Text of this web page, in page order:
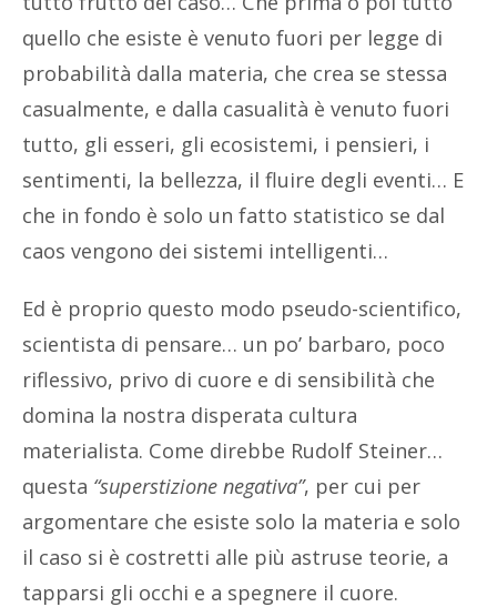
quello che esiste è venuto fuori per legge di
probabilità dalla materia, che crea se stessa
casualmente, e dalla casualità è venuto fuori
tutto, gli esseri, gli ecosistemi, i pensieri, i
sentimenti, la bellezza, il fluire degli eventi… E
che in fondo è solo un fatto statistico se dal
caos vengono dei sistemi intelligenti…
Ed è proprio questo modo pseudo-scientifico,
scientista di pensare… un po’ barbaro, poco
riflessivo, privo di cuore e di sensibilità che
domina la nostra disperata cultura
materialista. Come direbbe Rudolf Steiner…
questa “superstizione negativa”, per cui per
argomentare che esiste solo la materia e solo
il caso si è costretti alle più astruse teorie, a
tapparsi gli occhi e a spegnere il cuore.